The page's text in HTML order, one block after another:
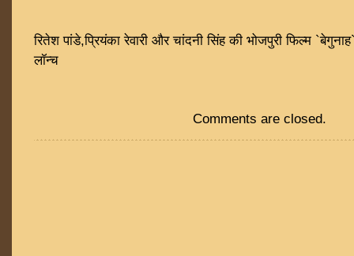
रितेश पांडे,प्रियंका रेवारी और चांदनी सिंह की भोजपुरी फिल्म
लॉन्च
Comments are closed.